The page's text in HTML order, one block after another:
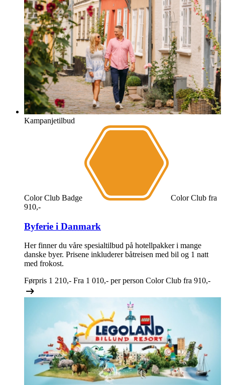
Kampanjetilbud
Color Club Badge Color Club fra
910,-
Byferie i Danmark
Her finner du våre spesialtilbud på hotellpakker i mange
danske byer. Prisene inkluderer båtreisen med bil og 1 natt
med frokost.
Førpris 1 210,- Fra 1 010,- per person Color Club fra 910,-